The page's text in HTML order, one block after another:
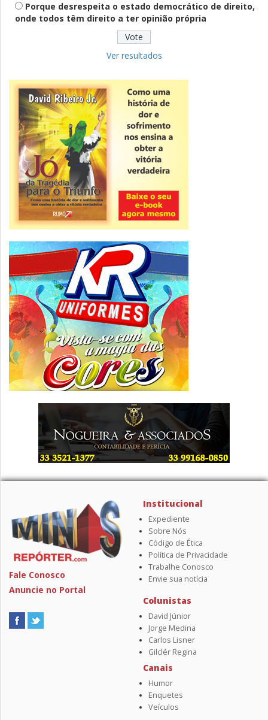
Fies: pré-selecionados têm até terça
para complementar informações
Novidade
CNPJ alfanumérico começa a ser emitido
nesta sexta
ver todas »
Porque desrespeita o estado democrático de direito,
onde todos têm direito a ter opinião própria
Ver resultados
Fale Conosco
Anuncie no Portal
Institucional
Expediente
Sobre Nós
Código de Ética
Política de Privacidade
Trabalhe Conosco
Envie sua notícia
Colunistas
David Júnior
Jorge Medina
Carlos Lisner
Gilclér Regina
Canais
Humor
Enquetes
Veículos